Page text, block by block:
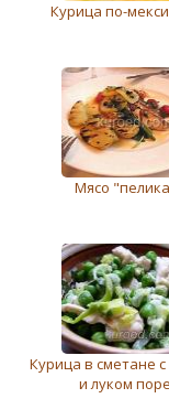
Курица по-
Мясо
Курица в сметане
и луком